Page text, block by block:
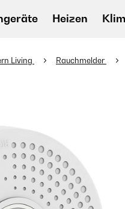
Heizen
Living Rauchmelder